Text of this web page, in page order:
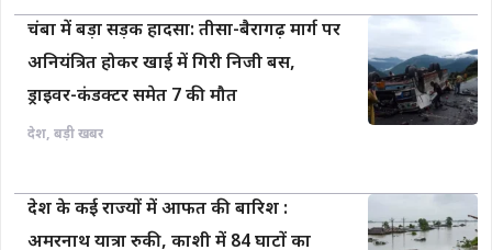
चंबा में बड़ा सड़क हादसा: तीसा-बैरागढ़ मार्ग पर
अनियंत्रित होकर खाई में गिरी निजी बस,
ड्राइवर-कंडक्टर समेत 7 की मौत
देश, बड़ी खबर
देश के कई राज्यों में आफत की बारिश :
अमरनाथ यात्रा रुकी, काशी में 84 घाटों का